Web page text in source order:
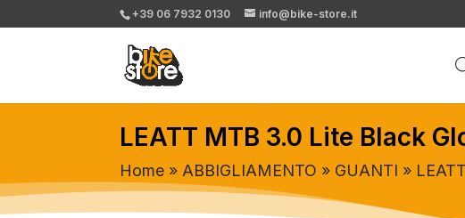
+39 06 7932 0130 info@bike-store.it
LEATT MTB 3.0 Lite Black
Home » ABBIGLIAMENTO » GUANTI »